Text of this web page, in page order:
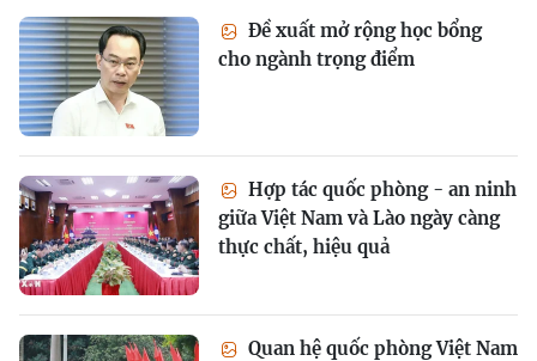
Đề xuất mở rộng học bổng
cho ngành trọng điểm
Hợp tác quốc phòng - an ninh
giữa Việt Nam và Lào ngày càng
thực chất, hiệu quả
Quan hệ quốc phòng Việt Nam